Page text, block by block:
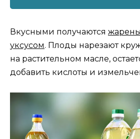
Вкусными получаются
уксусом. Плоды нарезают
на растительном масле,
добавить кислоты и